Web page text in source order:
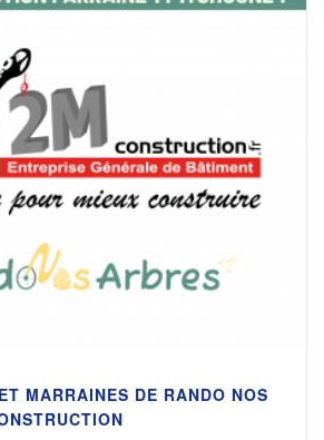
MARRAINES DE RANDO NOS